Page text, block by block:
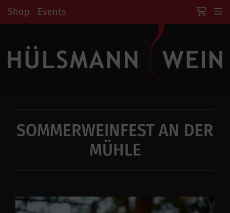
Shop Events
SOMMERWEINFEST AN DER
MÜHLE